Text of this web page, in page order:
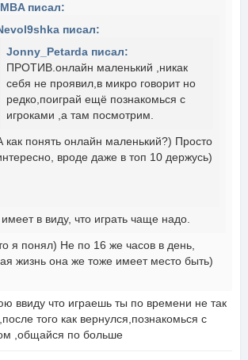
писал:
писал:
Jonny_Petarda писал:
ПРОТИВ.онлайн маленький ,никак
себя не проявил,в микро говорит но
редко,поиграй ещё познакомься с
игроками ,а там посмотрим.
как понять онлайн маленький?) Просто
вроде даже в топ 10 держусь)
в виду, что играть чаще надо.
я понял) Не по 16 же часов в день,
жизнь она же тоже имеет место быть)
ввиду что играешь ты по времени не так
того как вернулся,познакомься с
,общайся по больше